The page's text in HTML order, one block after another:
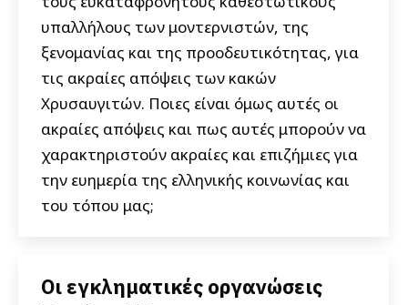
υπαλλήλους των μοντερνιστών, της
ξενομανίας και της προοδευτικότητας, για
τις ακραίες απόψεις των κακών
Χρυσαυγιτών. Ποιες είναι όμως αυτές οι
ακραίες απόψεις και πως αυτές μπορούν να
χαρακτηριστούν ακραίες και επιζήμιες για
την ευημερία της ελληνικής κοινωνίας και
του τόπου μας;
Οι εγκληματικές οργανώσεις